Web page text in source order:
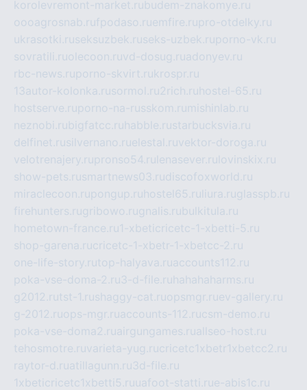
korolevremont-market.rubudem-znakomye.ru
oooagrosnab.rufpodaso.ruemfire.rupro-otdelky.ru
ukrasotki.ruseksuzbek.ruseks-uzbek.ruporno-vk.ru
sovratili.ruolecoon.ruvd-dosug.ruadonyev.ru
rbc-news.ruporno-skvirt.rukrospr.ru
13autor-kolonka.rusormol.ru2rich.ru hostel-65.ru
hostserve.ruporno-na-russkom.ru mishinlab.ru
neznobi.rubigfatcc.ru habble.rustarbucksvia.ru
delfinet.rusilvernano.ruelestal.ruvektor-doroga.ru
velotrenajery.rupronso54.ru lenasever.ru lovinskix.ru
show-pets.rusmartnews03.rudiscofoxworld.ru
miraclecoon.rupongup.ru hostel65.ru liura.ruglasspb.ru
firehunters.rugribowo.rugnalis.rubulkitula.ru
hometown-france.ru1-xbeticricetc-1-xbetti-5.ru
shop-garena.rucricetc-1-xbetr-1-xbetcc-2.ru
one-life-story.rutop-halyava.ruaccounts112.ru
poka-vse-doma-2.ru3-d-file.ru hahahaharms.ru
g2012.rutst-1.rushaggy-cat.ruopsmgr.ruev-gallery.ru
g-2012.ruops-mgr.ruaccounts-112.rucsm-demo.ru
poka-vse-doma2.ruairgungames.ruallseo-host.ru
tehosmotre.ruvarieta-yug.rucricetc1xbetr1xbetcc2.ru
raytor-d.ruatillagunn.ru3d-file.ru
1xbeticricetc1xbetti5.ruuafoot-statti.rue-abis1c.ru